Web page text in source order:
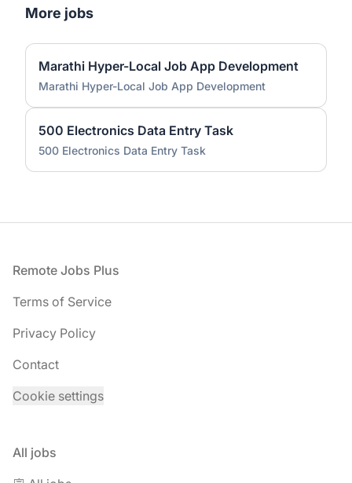
More jobs
Marathi Hyper-Local Job App Development
Marathi Hyper-Local Job App Development
500 Electronics Data Entry Task
500 Electronics Data Entry Task
Footer
Remote Jobs Plus
Terms of Service
Privacy Policy
Contact
Cookie settings
All jobs